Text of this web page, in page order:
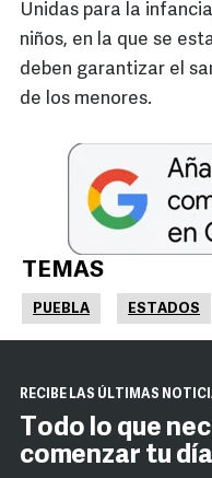
Unidas para la
niños, en la que se
deben garantizar el
de los menores.
TEMAS
PUEBLA ESTADOS
RECIBE LAS ÚLTIMAS
Todo lo que
comenzar tu día